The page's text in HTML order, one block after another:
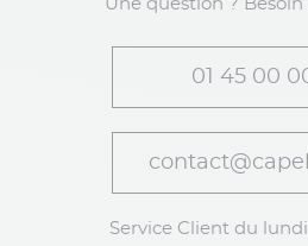
Une question ?
01 45 00
Service Client du